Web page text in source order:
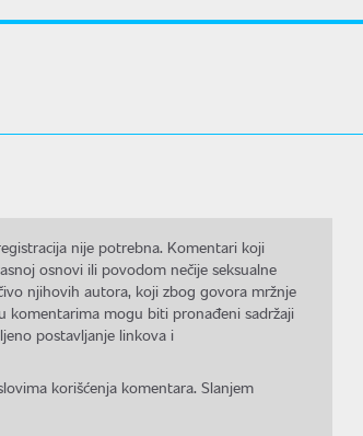
nije potrebna. Komentari koji
osnovi ili povodom nečije seksualne
njihovih autora, koji zbog govora mržnje
komentarima mogu biti pronađeni sadržaji
postavljanje linkova i
korišćenja komentara. Slanjem